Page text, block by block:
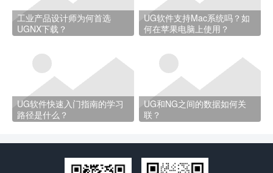
工业产品设计师为何首选
UGNX下载？
UG软件支持Mac系统吗？如
何在苹果电脑上使用？
UG软件快速入门指南的学习
路径是什么？
UG和NG之间的数据如何关
联？